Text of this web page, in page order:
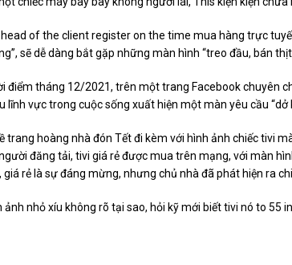
of the client register on the time mua hàng trực
sẽ dễ dàng bắt gặp những màn hình “treo đầu, bán
điểm tháng 12/2021, trên một trang Facebook chuyên
lĩnh vực trong cuộc sống xuất hiện một màn yêu cầu “dở
trang hoàng nhà đón Tết đi kèm với hình ảnh chiếc tivi
đăng tải, tivi giá rẻ được mua trên mạng, với màn
rẻ là sự đáng mừng, nhưng chủ nhà đã phát hiện ra
ảnh nhỏ xíu không rõ tại sao, hỏi kỹ mới biết tivi nó to 55